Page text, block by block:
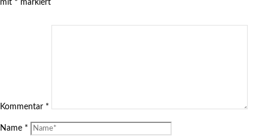
mit * markiert
Kommentar *
Name *